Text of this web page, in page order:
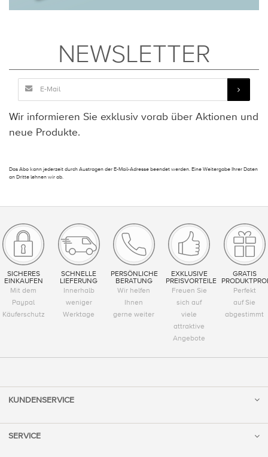
NEWSLETTER
Wir informieren Sie exklusiv vorab über Aktionen und
neue Produkte.
Das Abo kann jederzeit durch Austragen der E-Mail-Adresse beendet werden. Eine Weitergabe Ihrer Daten
an Dritte lehnen wir ab.
SICHERES
EINKAUFEN
Mit dem
Paypal
Käuferschutz
SCHNELLE
LIEFERUNG
Innerhalb
weniger
Werktage
PERSÖNLICHE
BERATUNG
Wir helfen
Ihnen
gerne weiter
EXKLUSIVE
PREISVORTEILE
Freuen Sie
sich auf
viele
attraktive
Angebote
GRATIS
Perfekt
auf Sie
abgestimmt
KUNDENSERVICE
SERVICE